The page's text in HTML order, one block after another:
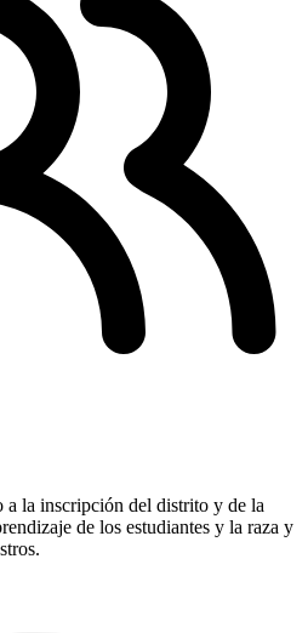
a la inscripción del distrito y de la
de los estudiantes y la raza y